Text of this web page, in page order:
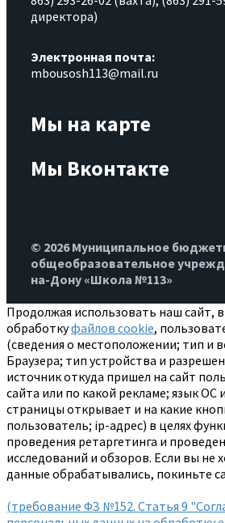
директора)
Электронная почта:
mbousosh113@mail.ru
Мы на карте
Мы Вконтакте
© 2026 Муниципальное
общеобразовательное
на-Дону «Школа №113»
Продолжая использовать наш сайт,
обработкуфайлов cookie,
(сведения о местоположении; тип и
Браузера; тип устройства и
источник откуда пришел на сайт
сайта или по какой рекламе; язык ОС
страницы открывает и на какие
пользователь; ip-адрес) в целях
проведения ретаргетинга и
исследований и обзоров. Если вы не
данные обрабатывались, покиньте
(требование ФЗ №152. Статья 9